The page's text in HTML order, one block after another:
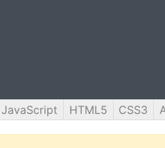
CSS3
HTML5
JavaScript